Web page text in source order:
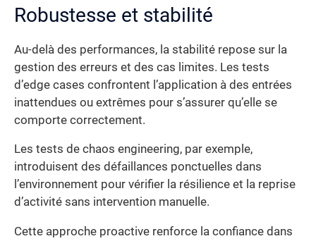
Robustesse et stabilité
Au-delà des performances, la stabilité repose sur la
gestion des erreurs et des cas limites. Les tests
d’edge cases confrontent l’application à des entrées
inattendues ou extrêmes pour s’assurer qu’elle se
comporte correctement.
Les tests de chaos engineering, par exemple,
introduisent des défaillances ponctuelles dans
l’environnement pour vérifier la résilience et la reprise
d’activité sans intervention manuelle.
Cette approche proactive renforce la confiance dans